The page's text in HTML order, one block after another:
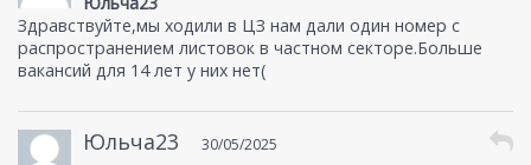
Здравствуйте,мы ходили в ЦЗ нам дали один номер с
распространением листовок в частном секторе.Больше
вакансий для 14 лет у них нет(
Юльча23 30/05/2025